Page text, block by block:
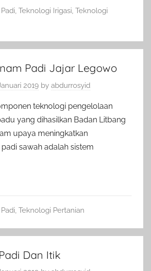
Padi, Teknologi Irigasi, Teknologi
Padi Jajar Legowo
2019 by abdurrosyid
teknologi pengelolaan
yang dihasilkan Badan Litbang
upaya meningkatkan
sawah adalah sistem
Padi Teknologi Pertanian
Dan Itik